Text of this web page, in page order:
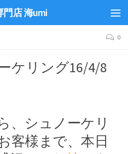
店 海umi
0
ケリング16/4/8
、シュノーケリ
客様まで、本日